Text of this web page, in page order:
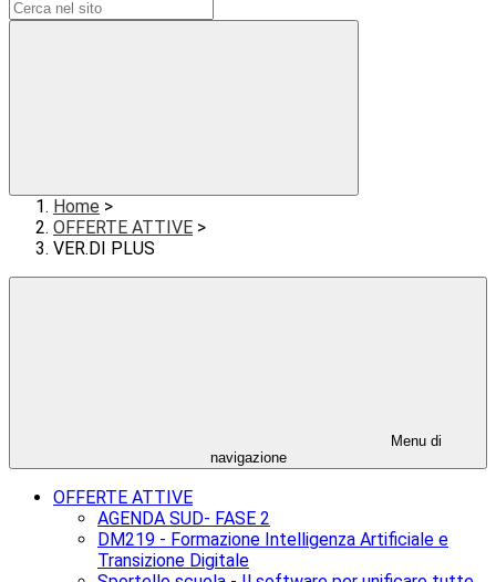
Home >
OFFERTE ATTIVE >
VER.DI PLUS
Menu di
navigazione
OFFERTE ATTIVE
AGENDA SUD- FASE 2
DM219 - Formazione Intelligenza Artificiale e
Transizione Digitale